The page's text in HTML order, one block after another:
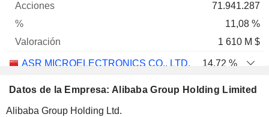
71.941.287
11,08 %
1 610 M $
ASR MICROELECTRONICS CO., LTD.
14,72 %
Datos de la Empresa: Alibaba Group Holding Limited
Alibaba Group Holding Ltd.